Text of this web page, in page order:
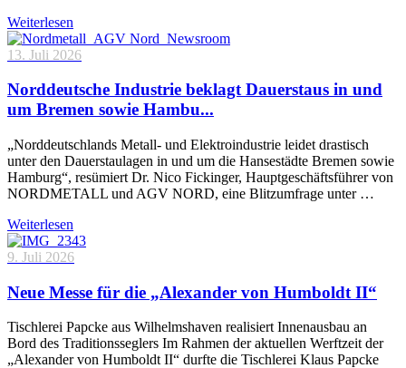
Weiterlesen
13. Juli 2026
Norddeutsche Industrie beklagt Dauerstaus in und
um Bremen sowie Hambu...
„Norddeutschlands Metall- und Elektroindustrie leidet drastisch
unter den Dauerstaulagen in und um die Hansestädte Bremen sowie
Hamburg“, resümiert Dr. Nico Fickinger, Hauptgeschäftsführer von
NORDMETALL und AGV NORD, eine Blitzumfrage unter …
Weiterlesen
9. Juli 2026
Neue Messe für die „Alexander von Humboldt II“
Tischlerei Papcke aus Wilhelmshaven realisiert Innenausbau an
Bord des Traditionsseglers Im Rahmen der aktuellen Werftzeit der
„Alexander von Humboldt II“ durfte die Tischlerei Klaus Papcke